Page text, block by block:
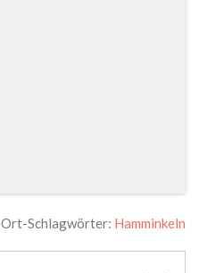
Ort-Schlagwörter: Hamminkeln